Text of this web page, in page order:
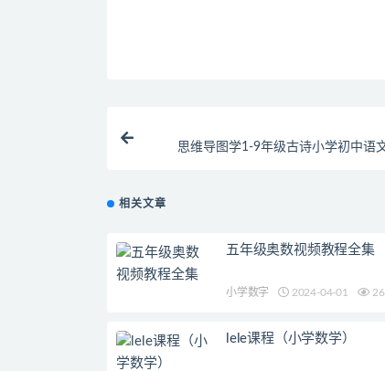
思维导图学1-9年级古诗小学初中语
相关文章
五年级奥数视频教程全集
小学数字 2024-04-01 26
lele课程（小学数学）